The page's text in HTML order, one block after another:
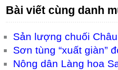
Bài viết cùng danh
Sản lượng chuối
Sơn tùng “xuất giàn”
Nông dân Làng hoa